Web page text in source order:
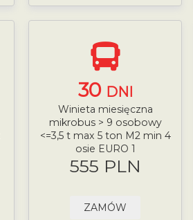
30 DNI
Winieta miesięczna
mikrobus > 9 osobowy
<=3,5 t max 5 ton M2 min 4
osie EURO 1
555 PLN
ZAMÓW